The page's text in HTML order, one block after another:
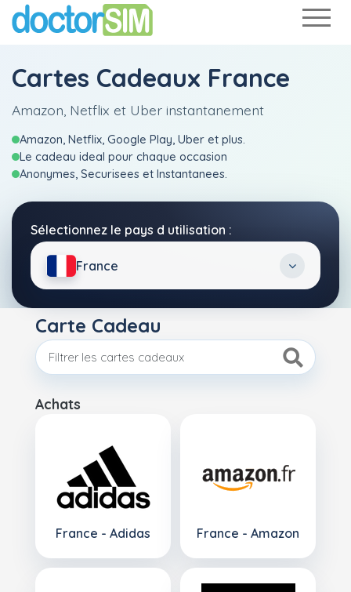
Cartes Cadeaux France
Amazon, Netflix et Uber instantanement
Amazon, Netflix, Google Play, Uber et plus.
Le cadeau ideal pour chaque occasion
Anonymes, Securisees et Instantanees.
Sélectionnez le pays d utilisation :
France
Carte Cadeau
Achats
France - Adidas France - Amazon